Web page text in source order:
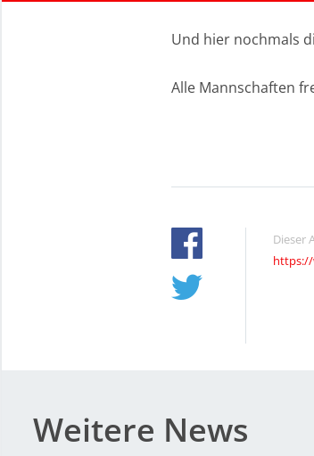
Und hier nochmals
Alle Mannschaften
Dieser
https://
Weitere News